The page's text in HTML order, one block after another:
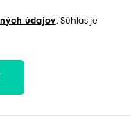
údajov. Súhlas je